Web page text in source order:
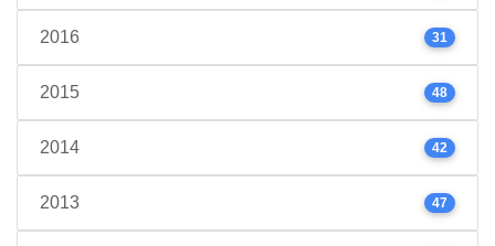
2016 31
2015 48
2014 42
2013 47